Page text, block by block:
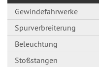
Gewindefahrwerke
Spurverbreiterung
Beleuchtung
Stoßstangen